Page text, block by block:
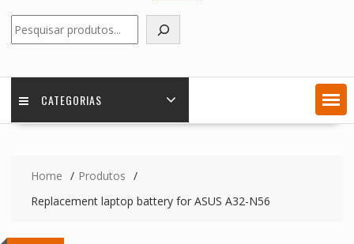
CATEGORIAS
Home
Produtos
Replacement laptop battery for ASUS A32-N56